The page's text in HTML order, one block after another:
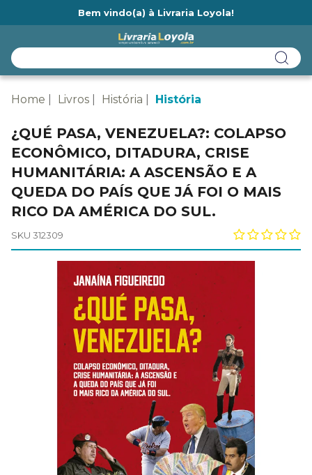
Bem vindo(a) à Livraria Loyola!
Home Livros História História
¿QUÉ PASA, VENEZUELA?: COLAPSO
ECONÔMICO, DITADURA, CRISE
HUMANITÁRIA: A ASCENSÃO E A
QUEDA DO PAÍS QUE JÁ FOI O MAIS
RICO DA AMÉRICA DO SUL.
SKU 312309